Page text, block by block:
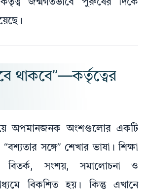
জন্মগতভাবে পুরুষের দিকে
থাকবে”—কর্তৃত্বের
অপমানজনক অংশগুলোর একটি
সঙ্গে” শেখার ভাষা। শিক্ষা
বিতর্ক, সংশয়, সমালোচনা ও
বিকশিত হয়। কিন্তু এখানে